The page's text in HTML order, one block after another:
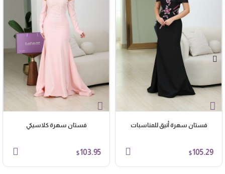
فستان سهرة أنيق للمناسبات
$105.29
فستان سهرة كلاسيكي
$103.95